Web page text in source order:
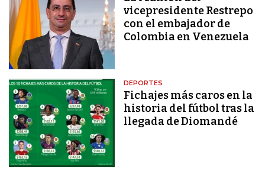
vicepresidente Restrepo
con el embajador de
Colombia en Venezuela
DEPORTES
Fichajes más caros en la
historia del fútbol tras la
llegada de Diomandé